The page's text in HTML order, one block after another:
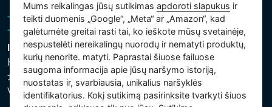
Intex Trading, s.r.o.
Hradecká 2526/3
130 00 Praha 3
Vinohrady - Česká republika
Mums reikalingas jūsų sutikimasapdoroti slapukus ir
teikti duomenis „Google“, „Meta“ ar „Amazon“, kad
galėtumėte greitai rasti tai, ko ieškote mūsų svetainėje,
nespustelėti nereikalingų nuorodų ir nematyti produktų,
kurių nenorite. matyti. Paprastai šiuose failuose
saugoma informacija apie jūsų naršymo istoriją,
nuostatas ir, svarbiausia, unikalius naršyklės
identifikatorius. Kokį sutikimą pasirinksite tvarkyti šiuos